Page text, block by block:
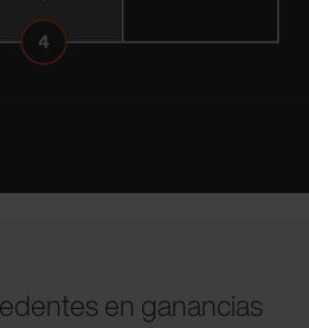
en ganancias